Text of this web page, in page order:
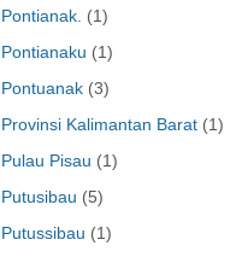
Pontianak. (1)
Pontianaku (1)
Pontuanak (3)
Provinsi Kalimantan Barat (1)
Pulau Pisau (1)
Putusibau (5)
Putussibau (1)